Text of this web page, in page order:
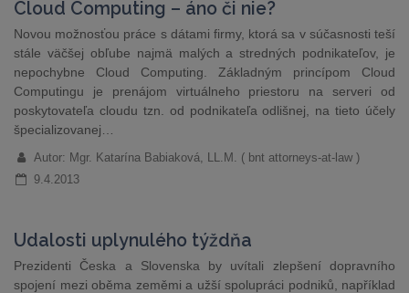
Cloud Computing – áno či nie?
Novou možnosťou práce s dátami firmy, ktorá sa v súčasnosti teší
stále väčšej obľube najmä malých a stredných podnikateľov, je
nepochybne Cloud Computing. Základným princípom Cloud
Computingu je prenájom virtuálneho priestoru na serveri od
poskytovateľa cloudu tzn. od podnikateľa odlišnej, na tieto účely
špecializovanej…
Autor: Mgr. Katarína Babiaková, LL.M. ( bnt attorneys-at-law )
9.4.2013
Udalosti uplynulého týždňa
Prezidenti Česka a Slovenska by uvítali zlepšení dopravního
spojení mezi oběma zeměmi a užší spolupráci podniků, například